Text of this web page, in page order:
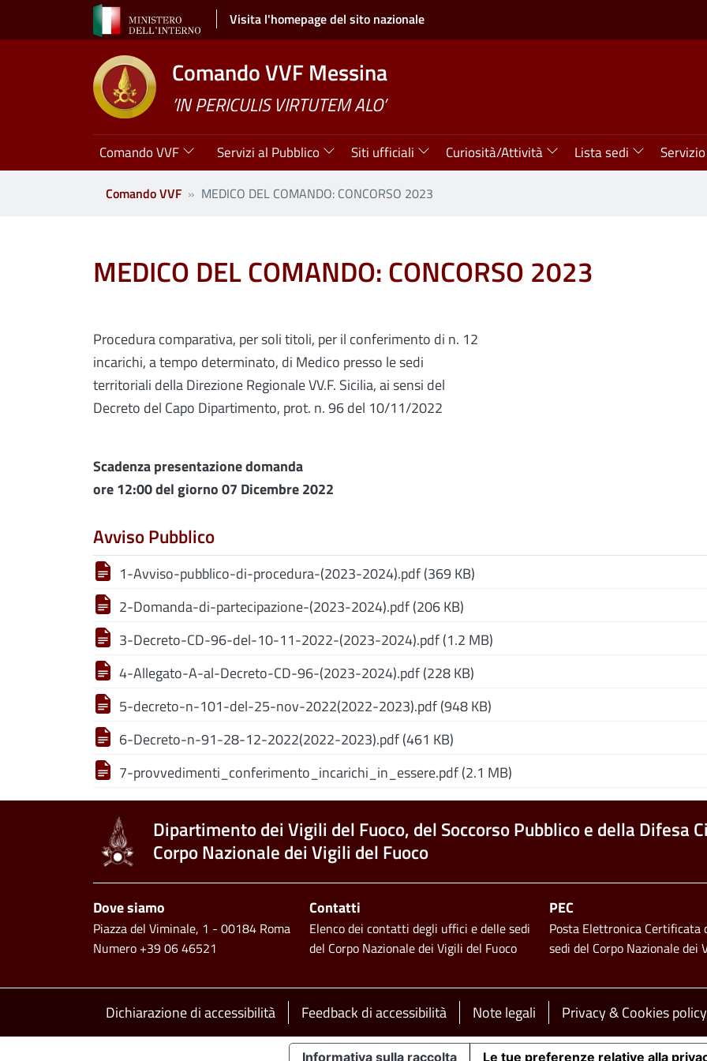
Salta al contenuto principale Visita l'homepage del sito nazionale
Comando VVF Messina
’IN PERICULIS VIRTUTEM ALO’
Navigazione principale
Comando VVF Servizi al Pubblico Siti ufficiali Curiosità/Attività Lista sedi
Comando VVF MEDICO DEL COMANDO: CONCORSO 2023
MEDICO DEL COMANDO: CONCORSO 2023
Procedura comparativa, per soli titoli, per il conferimento di n. 12
incarichi, a tempo determinato, di Medico presso le sedi
territoriali della Direzione Regionale VV.F. Sicilia, ai sensi del
Decreto del Capo Dipartimento, prot. n. 96 del 10/11/2022
Scadenza presentazione domanda
ore 12:00 del giorno 07 Dicembre 2022
Avviso Pubblico
1-Avviso-pubblico-di-procedura-(2023-2024).pdf (369 KB)
2-Domanda-di-partecipazione-(2023-2024).pdf (206 KB)
3-Decreto-CD-96-del-10-11-2022-(2023-2024).pdf (1.2 MB)
4-Allegato-A-al-Decreto-CD-96-(2023-2024).pdf (228 KB)
5-decreto-n-101-del-25-nov-2022(2022-2023).pdf (948 KB)
6-Decreto-n-91-28-12-2022(2022-2023).pdf (461 KB)
7-provvedimenti_conferimento_incarichi_in_essere.pdf (2.1 MB)
Dipartimento dei Vigili del Fuoco, del Soccorso Pubblico e della Difesa
Corpo Nazionale dei Vigili del Fuoco
Piè di pagina
Dove siamo
Piazza del Viminale, 1 - 00184 Roma
Numero +39 06 46521
Contatti
Elenco dei contatti degli uffici e delle sedi
del Corpo Nazionale dei Vigili del Fuoco
PEC
Posta Elettronica Certificata
sedi del Corpo Nazionale dei
Footer bottom
Dichiarazione di accessibilità Feedback di accessibilità Note legali Privacy & Cookies policy
Informativa sulla raccolta Le tue preferenze relative alla